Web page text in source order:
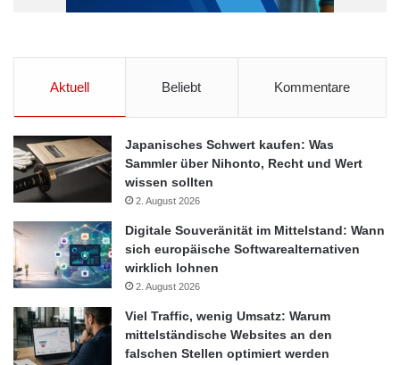
Aktuell Beliebt Kommentare
Japanisches Schwert kaufen: Was
Sammler über Nihonto, Recht und Wert
wissen sollten
2. August 2026
Digitale Souveränität im Mittelstand: Wann
sich europäische Softwarealternativen
wirklich lohnen
2. August 2026
Viel Traffic, wenig Umsatz: Warum
mittelständische Websites an den
falschen Stellen optimiert werden